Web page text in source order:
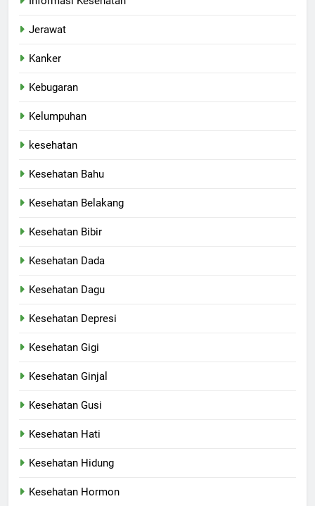
Jerawat
Kanker
Kebugaran
Kelumpuhan
kesehatan
Kesehatan Bahu
Kesehatan Belakang
Kesehatan Bibir
Kesehatan Dada
Kesehatan Dagu
Kesehatan Depresi
Kesehatan Gigi
Kesehatan Ginjal
Kesehatan Gusi
Kesehatan Hati
Kesehatan Hidung
Kesehatan Hormon